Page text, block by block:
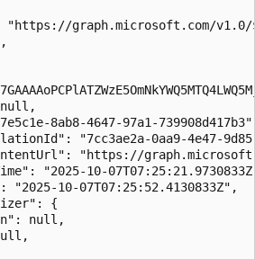
"https://graph.microsoft.com/
8ab8-4647-97a1-
"7cc3ae2a-0aa9-4e47-
"https://
"2025-10-
"2025-10-07T07:25:52.4130833Z",
{
null,